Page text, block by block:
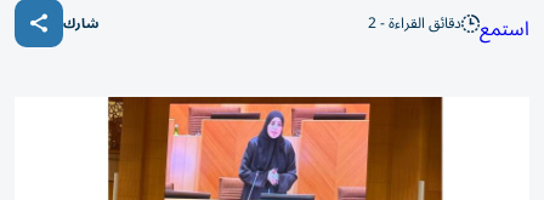
استمع دقائق القراءة - 2 شارك